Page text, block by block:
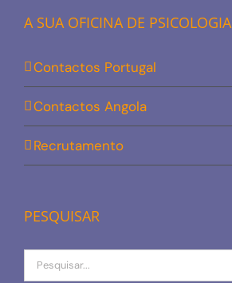
A SUA OFICINA DE PSICOLOGIA
Contactos Portugal
Contactos Angola
Recrutamento
PESQUISAR
Procurar